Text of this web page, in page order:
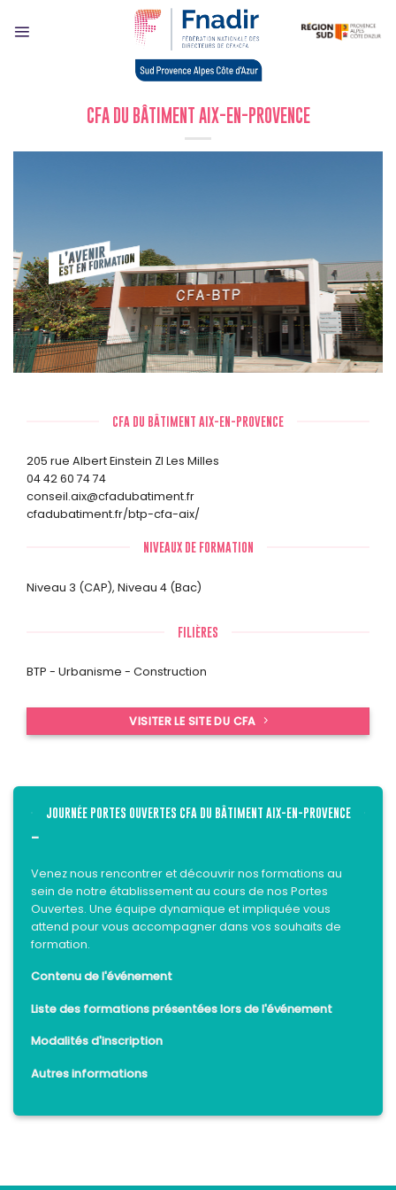
CFA DU BÂTIMENT AIX-EN-PROVENCE
CFA DU BÂTIMENT AIX-EN-PROVENCE
205 rue Albert Einstein ZI Les Milles
04 42 60 74 74
conseil.aix@cfadubatiment.fr
cfadubatiment.fr/btp-cfa-aix/
NIVEAUX DE FORMATION
Niveau 3 (CAP), Niveau 4 (Bac)
FILIÈRES
BTP - Urbanisme - Construction
VISITER LE SITE DU CFA
JOURNÉE PORTES OUVERTES CFA DU BÂTIMENT AIX-EN-PROVENCE
-
Venez nous rencontrer et découvrir nos formations au
sein de notre établissement au cours de nos Portes
Ouvertes. Une équipe dynamique et impliquée vous
attend pour vous accompagner dans vos souhaits de
formation.
Contenu de l'événement
Liste des formations présentées lors de l'événement
Modalités d'inscription
Autres informations